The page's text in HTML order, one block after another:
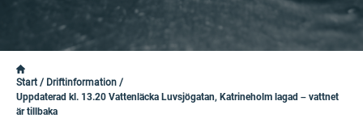
Start / Driftinformation /
Uppdaterad kl. 13.20 Vattenläcka Luvsjögatan, Katrineholm lagad – vattnet
är tillbaka